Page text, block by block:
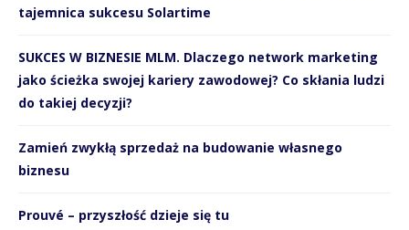
tajemnica sukcesu Solartime
SUKCES W BIZNESIE MLM. Dlaczego network marketing
jako ścieżka swojej kariery zawodowej? Co skłania ludzi
do takiej decyzji?
Zamień zwykłą sprzedaż na budowanie własnego
biznesu
Prouvé – przyszłość dzieje się tu